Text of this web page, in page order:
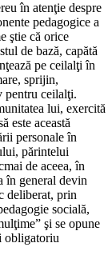
în atenţie despre
pedagogice a
ştie că orice
de bază, capătă
pe ceilalţi în
sprijin,
pentru ceilalţi.
lui, exercită
este această
personale în
părintelui
de aceea, în
în general devin
deliberat, prin
socială,
şi se opune
obligatoriu